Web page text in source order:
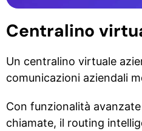
Centralino
Un centralino virtuale
comunicazioni aziendali
Con funzionalità
chiamate, il routing